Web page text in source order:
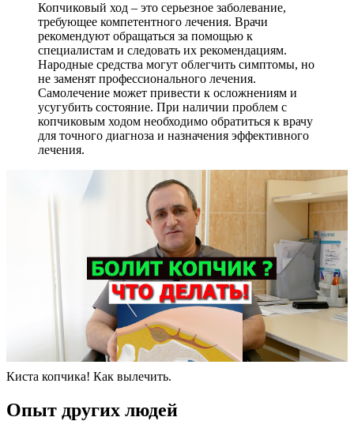
Копчиковый ход – это серьезное заболевание,
требующее компетентного лечения. Врачи
рекомендуют обращаться за помощью к
специалистам и следовать их рекомендациям.
Народные средства могут облегчить симптомы, но
не заменят профессионального лечения.
Самолечение может привести к осложнениям и
усугубить состояние. При наличии проблем с
копчиковым ходом необходимо обратиться к врачу
для точного диагноза и назначения эффективного
лечения.
Киста копчика! Как вылечить.
Опыт других людей